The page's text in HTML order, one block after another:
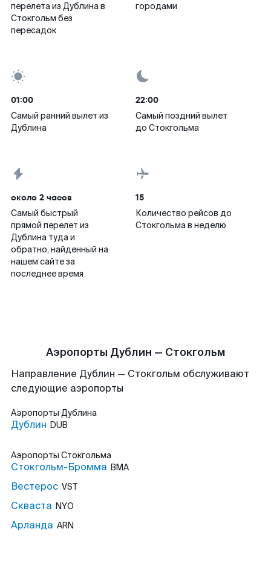
перелета из Дублина в
Стокгольм без
пересадок
городами
01:00
Самый ранний вылет из
Дублина
22:00
Самый поздний вылет
до Стокгольма
около 2 часов
Самый быстрый
прямой перелет из
Дублина туда и
обратно, найденный на
нашем сайте за
последнее время
15
Количество рейсов до
Стокгольма в неделю
Аэропорты Дублин — Стокгольм
Направление Дублин — Стокгольм обслуживают
следующие аэропорты
Аэропорты Дублина
Дублин DUB
Аэропорты Стокгольма
Стокгольм-Бромма BMA
Вестерос VST
Скваста NYO
Арланда ARN